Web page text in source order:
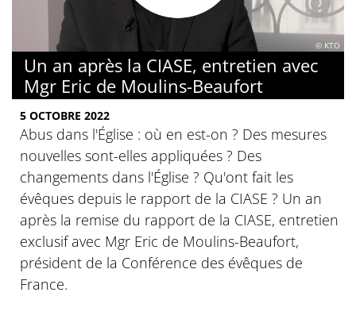
© KTO
Un an après la CIASE, entretien avec
Mgr Eric de Moulins-Beaufort
5 OCTOBRE 2022
Abus dans l'Église : où en est-on ? Des mesures
nouvelles sont-elles appliquées ? Des
changements dans l'Église ? Qu'ont fait les
évêques depuis le rapport de la CIASE ? Un an
après la remise du rapport de la CIASE, entretien
exclusif avec Mgr Eric de Moulins-Beaufort,
président de la Conférence des évêques de
France.